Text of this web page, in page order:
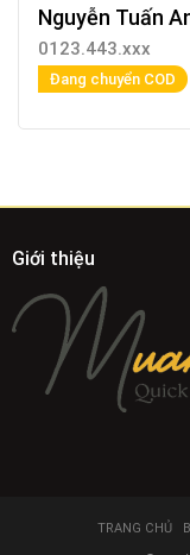
Nguyễn Tuấn
0123.443.xxx
Đang chuyển COD
Giới thiệu
TRANG CHỦ